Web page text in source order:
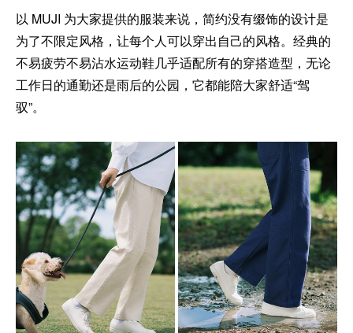
以 MUJI 为大家提供的服装来说，简约没有缀饰的设计是
为了不限定风格，让每个人可以穿出自己的风格。经典的
不易疲劳不易沾水运动鞋几乎适配所有的穿搭造型，无论
工作日的通勤还是雨后的公园，它都能陪大家舒适“驾
驭”。